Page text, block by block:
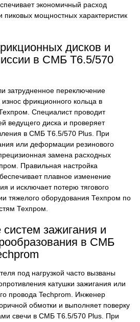
экономичный расход
пиковых мощностных характеристик
дисков и
в СМБ Т6.5/570
затрудненное переключение
фрикционного кольца в
Специалист проводит
ведущего диска и проверяет
в СМБ Т6.5/570 Plus. При
или деформации резинового
замена расходных
Правильная настройка
плавное изменение
и исключает потерю тягового
тяжелого оборудования Техпром по
Техпром.
систем зажигания и
в СМБ
под нагрузкой часто вызваны
катушки зажигания или
провода Techprom. Инженер
обмотки и выполняет поверку
свечи в СМБ Т6.5/570 Plus. При